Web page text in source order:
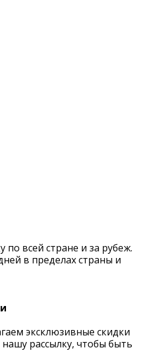
всей стране и за рубеж.
в пределах страны и
эксклюзивные скидки
рассылку, чтобы быть